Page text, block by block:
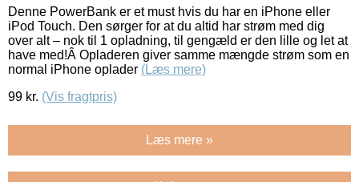
Denne PowerBank er et must hvis du har en iPhone eller
iPod Touch. Den sørger for at du altid har strøm med dig
over alt – nok til 1 opladning, til gengæld er den lille og let at
have med!Â Opladeren giver samme mængde strøm som en
normal iPhone oplader (Læs mere)
99 kr. (Vis fragtpris)
Læs mere »